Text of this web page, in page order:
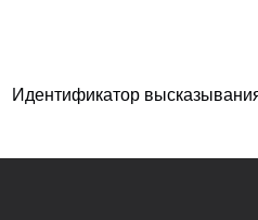
Идентификатор